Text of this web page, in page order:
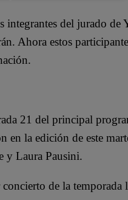
integrantes del jurado
Ahora estos
21 del principal
en la edición de este
y Laura Pausini.
de la